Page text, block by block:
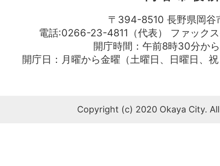
〒394-8510 長野県岡谷
電話:0266-23-4811（代表） ファッ
開庁時間：午前8時30分か
開庁日：月曜から金曜（土曜日、日曜日、
Copyright (c) 2020 Okaya City.